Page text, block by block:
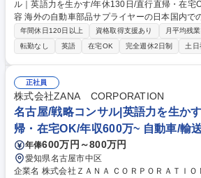
ル｜英語力を生かす/年休130日/直行直帰・在宅OK/年
容 海外の自動車部品サプライヤーの日本国内で
本の自動車産業に対して、製品を活用した改善
貫して行い事業拡大をサポートします。 【具体的には】担当サプライヤー
の技術や製品を理解し、国内顧客の課題に合わ
調整、品質対応に加え、海外本国と英語を使用
けた戦略立案も担います。 【働き方】基本的に
り、個人での裁量が非常に大きいです。週1回チ
の確認を行い計画から遅滞がないか確認。裁量
にはしない働き方です。 募集職種 東京/戦略コンサル｜英語力を生かす/年
休130日/直行直帰・在宅OK/年収600万～
年間休日120日以上 資格取得支援あり
月平均残
転勤なし
英語 在宅OK 完全週休2日制 土日
正社員
株式会社ZANA CORPORATION
名古屋/戦略コンサル|英語力を生か
帰・在宅OK/年収600万~ 自動車/輸
年俸600万円～800万円
愛知県名古屋市中区
企業名 株式会社ＺＡＮＡ ＣＯＲＰＯＲＡＴＩＯＮ 求人名 名古屋/戦略コ